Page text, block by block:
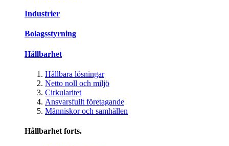
Industrier
Bolagsstyrning
Hållbarhet
Hållbara lösningar
Netto noll och miljö
Cirkularitet
Ansvarsfullt företagande
Människor och samhällen
Hållbarhet forts.